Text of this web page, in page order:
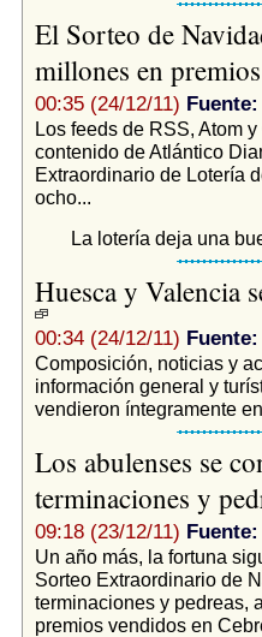
El Sorteo de
millones en premios
00:35 (24/12/11)
Los feeds de RSS, Atom
contenido de Atlántico
Extraordinario de Lotería
ocho...
La lotería deja una
Huesca y Valencia
00:34 (24/12/11)
Composición, noticias y
información general y
vendieron íntegramente
Los abulenses se
terminaciones y
09:18 (23/12/11)
Un año más, la fortuna
Sorteo Extraordinario de
terminaciones y pedreas,
premios vendidos en